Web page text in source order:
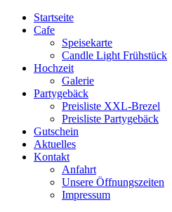
Startseite
Cafe
Speisekarte
Candle Light Frühstück
Hochzeit
Galerie
Partygebäck
Preisliste XXL-Brezel
Preisliste Partygebäck
Gutschein
Aktuelles
Kontakt
Anfahrt
Unsere Öffnungszeiten
Impressum